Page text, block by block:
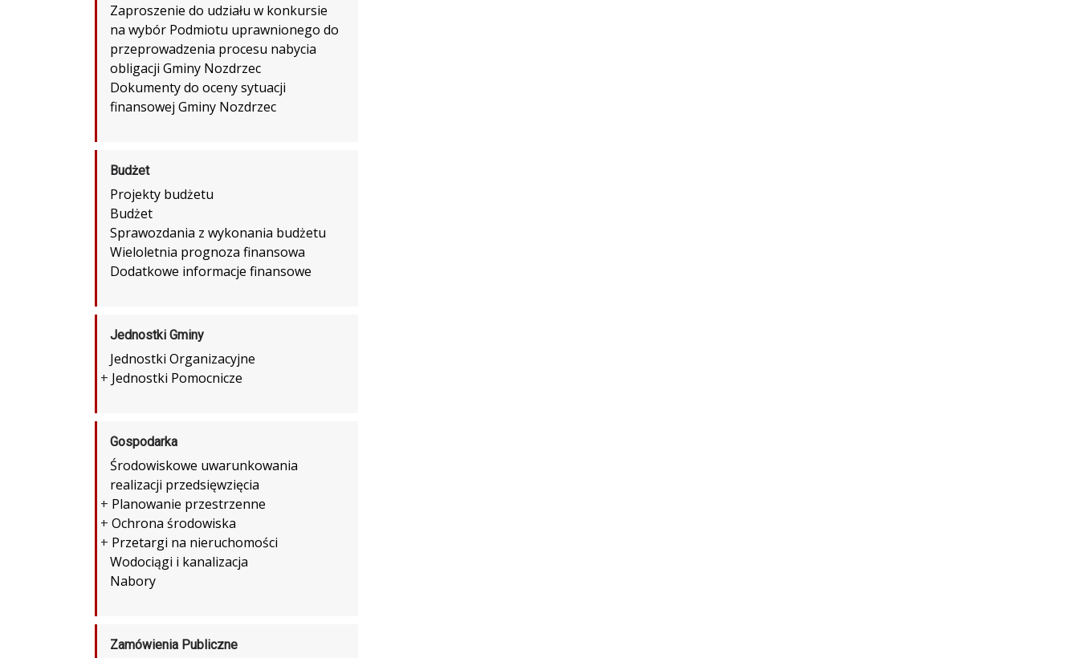
Zaproszenie do udziału w konkursie
na wybór Podmiotu uprawnionego do
przeprowadzenia procesu nabycia
obligacji Gminy Nozdrzec
Dokumenty do oceny sytuacji
finansowej Gminy Nozdrzec
Budżet
Projekty budżetu
Budżet
Sprawozdania z wykonania budżetu
Wieloletnia prognoza finansowa
Dodatkowe informacje finansowe
Jednostki Gminy
Jednostki Organizacyjne
+ Jednostki Pomocnicze
Gospodarka
Środowiskowe uwarunkowania
realizacji przedsięwzięcia
+ Planowanie przestrzenne
+ Ochrona środowiska
+ Przetargi na nieruchomości
Wodociągi i kanalizacja
Nabory
Zamówienia Publiczne